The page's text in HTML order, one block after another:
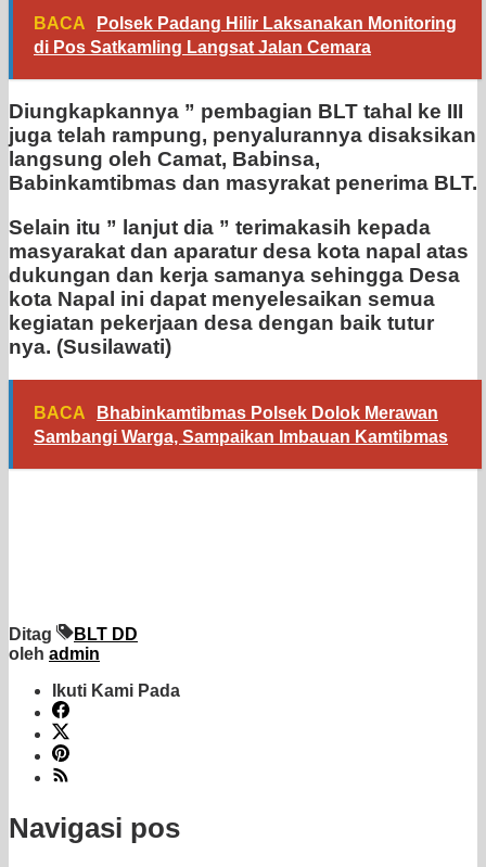
BACA
Polsek Padang Hilir Laksanakan Monitoring
di Pos Satkamling Langsat Jalan Cemara
Diungkapkannya ” pembagian BLT tahal ke III
juga telah rampung, penyalurannya disaksikan
langsung oleh Camat, Babinsa,
Babinkamtibmas dan masyrakat penerima BLT.
Selain itu ” lanjut dia ” terimakasih kepada
masyarakat dan aparatur desa kota napal atas
dukungan dan kerja samanya sehingga Desa
kota Napal ini dapat menyelesaikan semua
kegiatan pekerjaan desa dengan baik tutur
nya. (Susilawati)
BACA
Bhabinkamtibmas Polsek Dolok Merawan
Sambangi Warga, Sampaikan Imbauan Kamtibmas
Ditag
BLT DD
oleh admin
Ikuti Kami Pada
Navigasi pos